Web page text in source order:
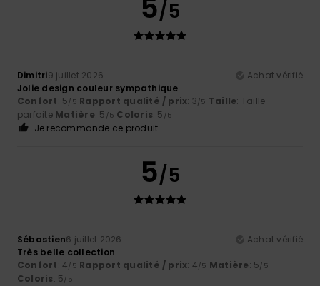
5/5
Dimitri9 juillet 2026
Achat vérifié
Jolie design couleur sympathique
Confort: 5/5 Rapport qualité / prix: 3/5 Taille: Taille
parfaite Matière: 5 /5 Coloris: 5 /5
Je recommande ce produit
5/5
Sébastien6 juillet 2026
Achat vérifié
Très belle collection
Confort: 4/5 Rapport qualité / prix: 4/5 Matière: 5/5
Coloris: 5/5